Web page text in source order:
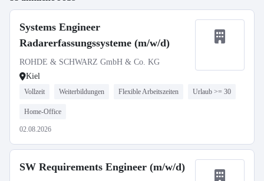
Systems Engineer
Radarerfassungssysteme (m/w/d)
ROHDE & SCHWARZ GmbH & Co. KG
Kiel
Vollzeit Weiterbildungen Flexible Arbeitszeiten Urlaub >= 30
Home-Office
02.08.2026
SW Requirements Engineer (m/w/d)